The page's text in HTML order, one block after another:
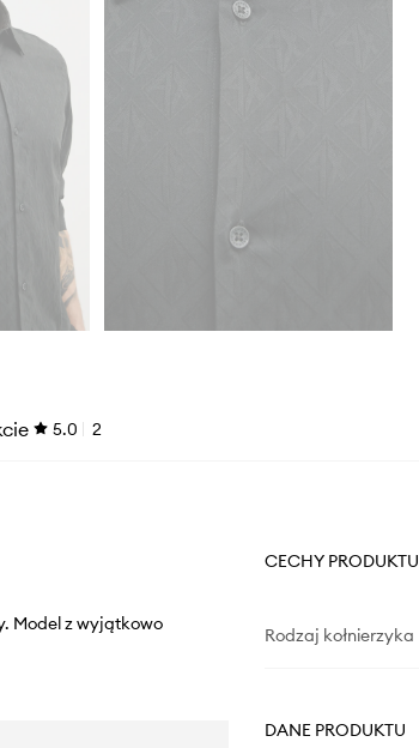
5.0 2
Model z wyjątkowo
CECHY PRODUKTU
Rodzaj kołnierzyka
DANE PRODUKTU